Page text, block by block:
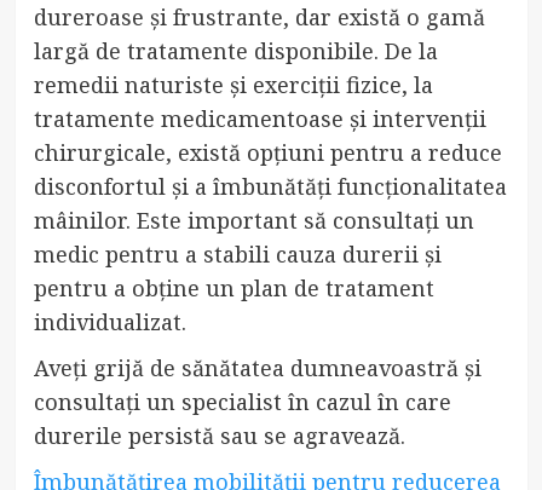
dureroase și frustrante, dar există o gamă
largă de tratamente disponibile. De la
remedii naturiste și exerciții fizice, la
tratamente medicamentoase și intervenții
chirurgicale, există opțiuni pentru a reduce
disconfortul și a îmbunătăți funcționalitatea
mâinilor. Este important să consultați un
medic pentru a stabili cauza durerii și
pentru a obține un plan de tratament
individualizat.
Aveți grijă de sănătatea dumneavoastră și
consultați un specialist în cazul în care
durerile persistă sau se agravează.
Îmbunătățirea mobilității pentru reducerea